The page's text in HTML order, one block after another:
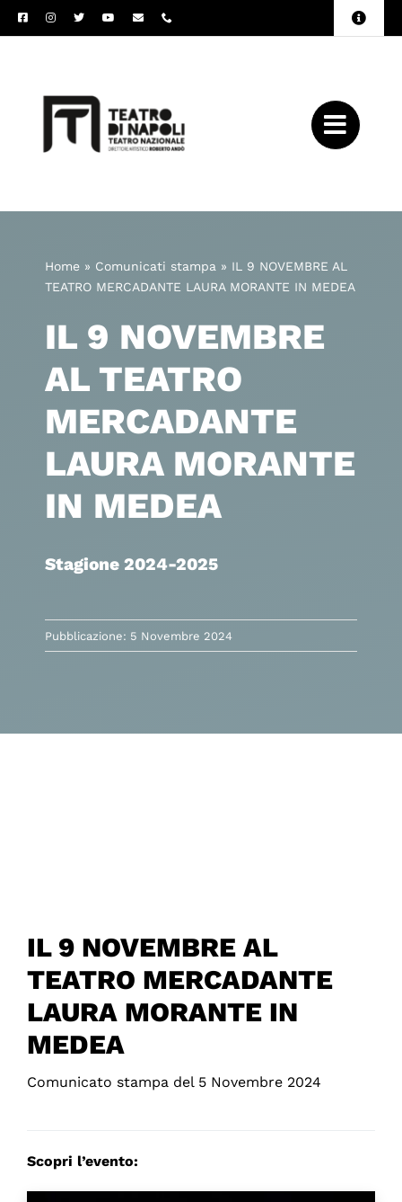
Salta
al
Toggle
Home» Comunicati stampa » IL 9 NOVEMBRE AL
TEATRO MERCADANTE LAURA MORANTE IN MEDEA
IL 9 NOVEMBRE
AL TEATRO
MERCADANTE
LAURA MORANTE
IN MEDEA
Stagione 2024-2025
Pubblicazione: 5 Novembre 2024
IL 9 NOVEMBRE AL
TEATRO MERCADANTE
LAURA MORANTE IN
MEDEA
Comunicato stampa del 5 Novembre 2024
Scopri l’evento: